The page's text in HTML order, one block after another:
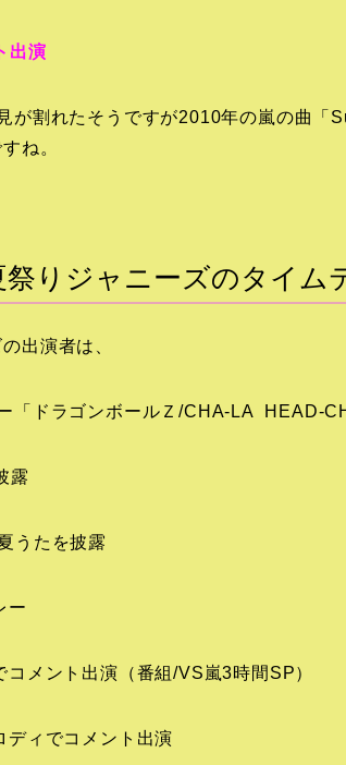
出演
が割れたそうですが2010年の嵐の曲「
ね。
りジャニーズのタイム
出演者は、
「ドラゴンボールＺ/CHA-LA HEAD-
露
うたを披露
ー
メント出演（番組/VS嵐3時間SP）
ディでコメント出演